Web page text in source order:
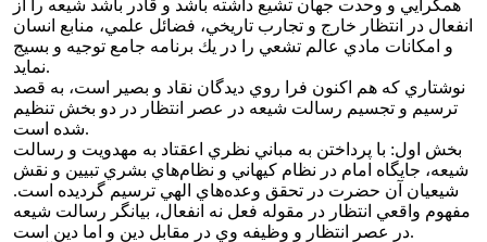
همگرايي و وحدت جهان تشيع داشته باشد و قادر باشد شيعه را از
انفعال در انتظار خارج و تجارب تاريخي، فضائل علمي، منابع انسان
و امكانات مادي عالم تشعي را در يك برنامه جامع توجيه و بسيج
نمايد.
نوشتاري كه هم اكنون فرا روي ديدگان نقاد و بصير است، به قصد
ترسيم و تجسيم رسالت شيعه در عصر انتظار در دو بخش تنظيم
شده است.
بخش اول: با پرداختن به مباني نظري اعقتاد به مهدويت و رسالت
شيعه، جايگاه امام در نظام كيهاني و نظام‌هاي بشري تبيين و نقش
شيعيان آن حضرت در تحقق وعده‌هاي الهي ترسيم گرديده است.
مفهوم واقعي انتظار در مقوله فعل نه انفعال، بيانگر رسالت شيعه
در عصر انتظار و وظيفه وي در مقابل دين و اما دين است.